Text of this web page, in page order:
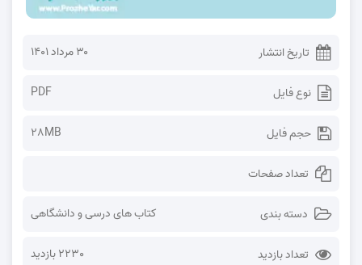
تاریخ انتشار ۳۰ مرداد ۱۴۰۱
نوع فایل PDF
حجم فایل 28MB
تعداد صفحات
دسته بندی کتاب های درسی و دانشگاهی
تعداد بازدید 2230 بازدید